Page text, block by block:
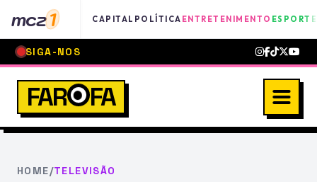
mcz1 CAPITAL POLÍTICA ENTRETENIMENTO
SIGA-NOS
FAR FA
HOME/TELEVISÃO